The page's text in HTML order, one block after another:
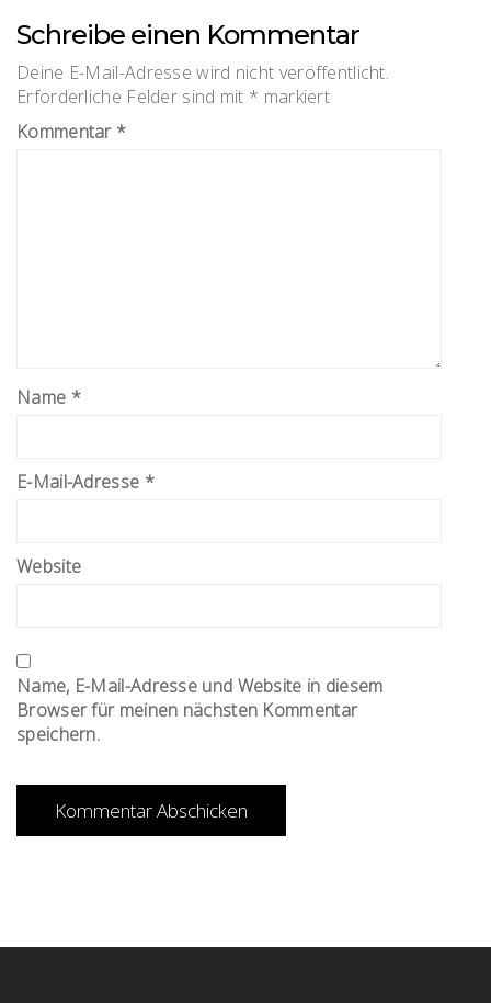
Schreibe einen Kommentar
Deine E-Mail-Adresse wird nicht veröffentlicht.
Erforderliche Felder sind mit * markiert
Kommentar *
Name *
E-Mail-Adresse *
Website
Name, E-Mail-Adresse und Website in diesem
Browser für meinen nächsten Kommentar
speichern.